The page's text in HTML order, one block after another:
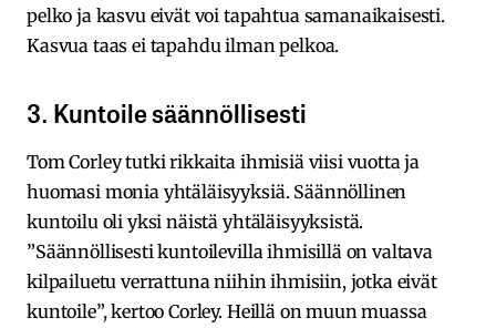
pelko ja kasvu eivät voi tapahtua samanaikaisesti.
Kasvua taas ei tapahdu ilman pelkoa.
3. Kuntoile säännöllisesti
Tom Corley tutki rikkaita ihmisiä viisi vuotta ja
huomasi monia yhtäläisyyksiä. Säännöllinen
kuntoilu oli yksi näistä yhtäläisyyksistä.
”Säännöllisesti kuntoilevilla ihmisillä on valtava
kilpailuetu verrattuna niihin ihmisiin, jotka eivät
kuntoile”, kertoo Corley. Heillä on muun muassa